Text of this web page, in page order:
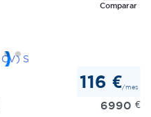
Comparar
116 €/mes
6990 €